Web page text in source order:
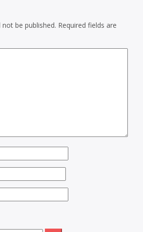
be published. Required fields are